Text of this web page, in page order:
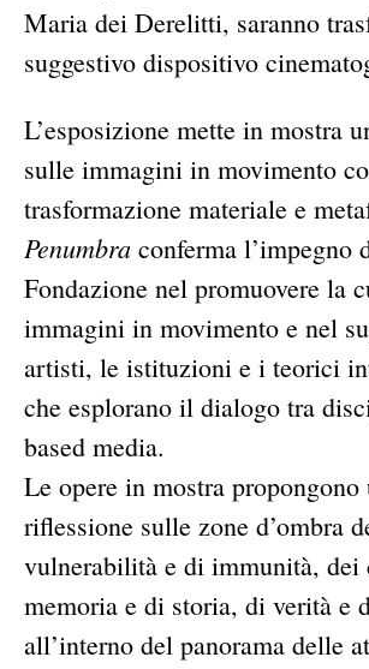
Maria dei Derelitti, saranno
suggestivo dispositivo
L’esposizione mette in mostra
sulle immagini in movimento
trasformazione materiale e
Penumbra conferma l’impegno
Fondazione nel promuovere la
immagini in movimento e nel
artisti, le istituzioni e i teorici
che esplorano il dialogo tra
based media.
Le opere in mostra propongono
riflessione sulle zone d’ombra
vulnerabilità e di immunità, dei
memoria e di storia, di verità e
all’interno del panorama delle